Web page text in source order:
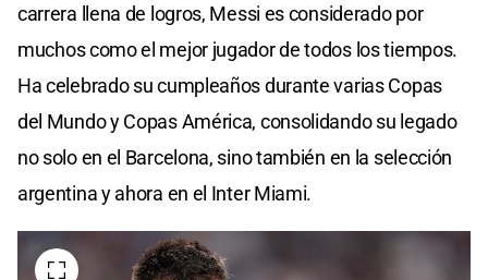
carrera llena de logros, Messi es considerado por
muchos como el mejor jugador de todos los tiempos.
Ha celebrado su cumpleaños durante varias Copas
del Mundo y Copas América, consolidando su legado
no solo en el Barcelona, sino también en la selección
argentina y ahora en el Inter Miami.